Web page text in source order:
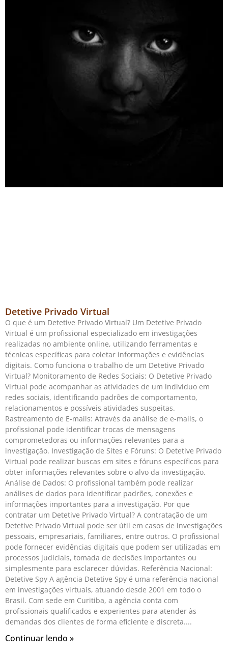
Detetive Privado Virtual
O que é um Detetive Privado Virtual? Um Detetive Privado
Virtual é um profissional especializado em investigações
realizadas no ambiente online, utilizando ferramentas e
técnicas específicas para coletar informações e evidências
digitais. Como funciona o trabalho de um Detetive Privado
Virtual? Monitoramento de Redes Sociais: O Detetive Privado
Virtual pode acompanhar as atividades de um indivíduo em
redes sociais, identificando padrões de comportamento,
relacionamentos e possíveis atividades suspeitas.
Rastreamento de E-mails: Através da análise de e-mails, o
profissional pode identificar trocas de mensagens
comprometedoras ou informações relevantes para a
investigação. Investigação de Sites e Fóruns: O Detetive Privado
Virtual pode realizar buscas em sites e fóruns específicos para
obter informações relevantes sobre o alvo da investigação.
Análise de Dados: O profissional também pode realizar
análises de dados para identificar padrões, conexões e
informações importantes para a investigação. Por que
contratar um Detetive Privado Virtual? A contratação de um
Detetive Privado Virtual pode ser útil em casos de investigações
pessoais, empresariais, familiares, entre outros. O profissional
pode fornecer evidências digitais que podem ser utilizadas em
processos judiciais, tomada de decisões importantes ou
simplesmente para esclarecer dúvidas. Referência Nacional:
Detetive Spy A agência Detetive Spy é uma referência nacional
em investigações virtuais, atuando desde 2001 em todo o
Brasil. Com sede em Curitiba, a agência conta com
profissionais qualificados e experientes para atender às
demandas dos clientes de forma eficiente e discreta.
Continuar lendo »